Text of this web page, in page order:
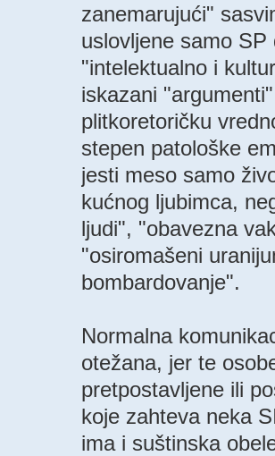
zanemarujući"
uslovljene samo
"intelektualno i
iskazani
plitkoretoričku
stepen patološke
jesti meso samo
kućnog ljubimca,
ljudi", "obavezna
"osiromašeni
bombardovanje".
Normalna
otežana, jer te
pretpostavljene ili
koje zahteva neka
ima i suštinska